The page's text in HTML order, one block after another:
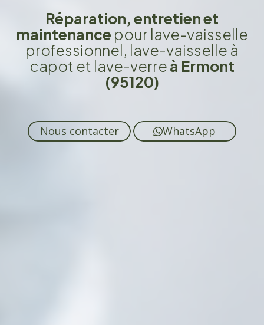
Réparation, entretien et
maintenance pour lave-vaisselle
professionnel, lave-vaisselle à
capot et lave-verreà Ermont
(95120)
Nous contacter WhatsApp